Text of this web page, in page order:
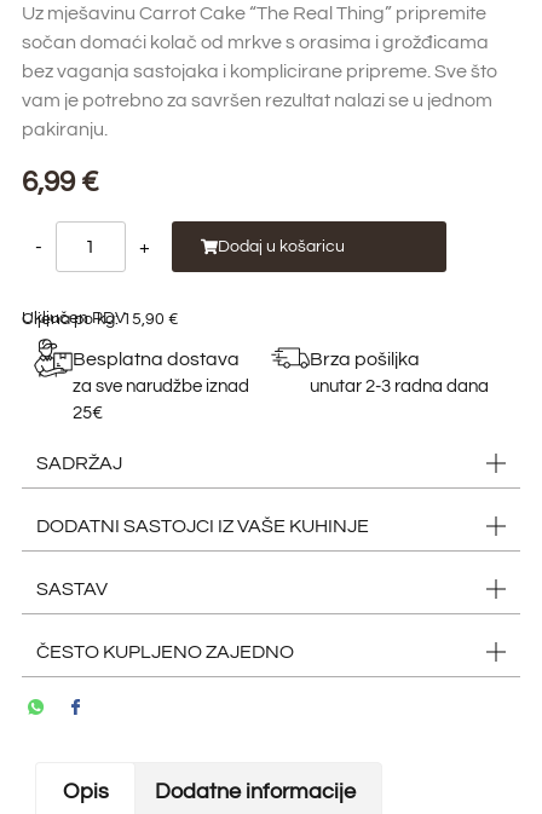
Opis Dodatne informacije
Uz mješavinu Carrot Cake “The Real Thing” pripremite
sočan domaći kolač od mrkve s orasima i grožđicama
bez vaganja sastojaka i komplicirane pripreme. Sve što
vam je potrebno za savršen rezultat nalazi se u jednom
pakiranju.
6,99 €
- + Dodaj u košaricu
Cijena po kg: 15,90 €
Uključen PDV
Besplatna dostava
za sve narudžbe iznad
25€
Brza pošiljka
unutar 2-3 radna dana
SADRŽAJ
DODATNI SASTOJCI IZ VAŠE KUHINJE
SASTAV
ČESTO KUPLJENO ZAJEDNO